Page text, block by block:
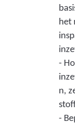
het
-
n,
-